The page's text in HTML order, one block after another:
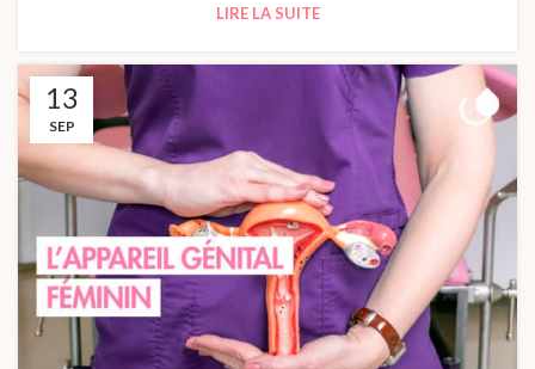
LIRE LA SUITE
13
SEP